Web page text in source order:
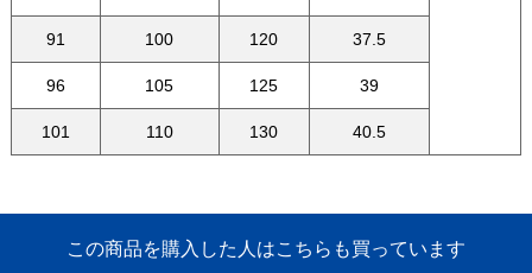
91 100 120 37.5
96 105 125 39
101 110 130 40.5
この商品を購入した人はこちらも買っています